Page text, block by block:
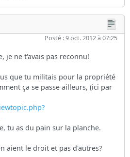
Posté : 9 oct. 2012 à 07:25
je ne t'avais pas reconnu!
que tu militais pour la propriété
ça se passe ailleurs, (ici par
tu as du pain sur la planche.
aient le droit et pas d'autres?